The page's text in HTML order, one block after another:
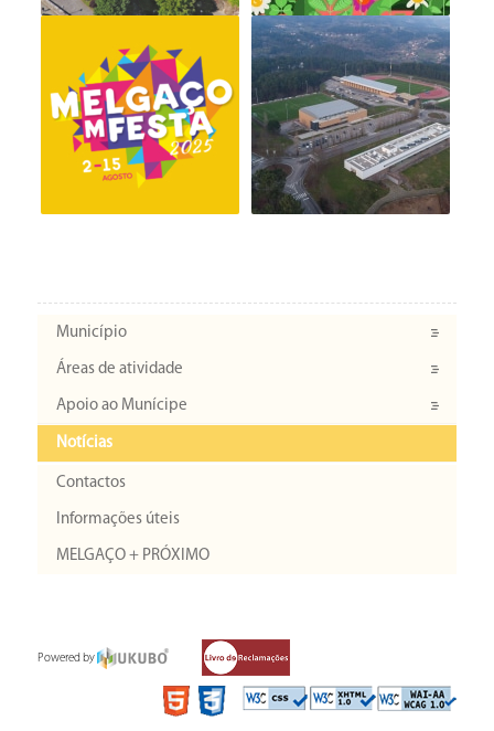
Município
Áreas de atividade
Apoio ao Munícipe
Notícias
Contactos
Informações úteis
MELGAÇO + PRÓXIMO
Powered by